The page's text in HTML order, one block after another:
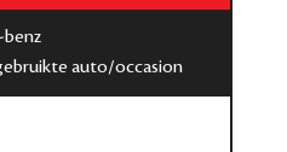
auto/occasion